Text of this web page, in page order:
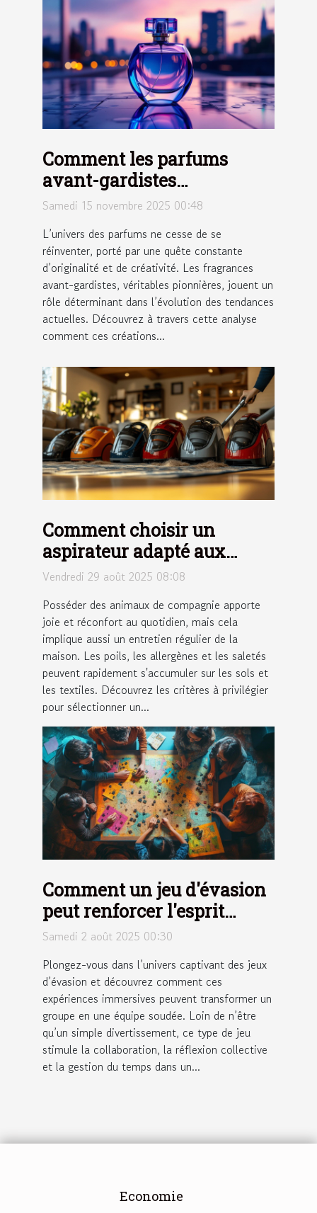
Comment les parfums
avant-gardistes
influencent-ils les
tendances modernes ?
Samedi 15 novembre 2025 00:48
L’univers des parfums ne cesse de se
réinventer, porté par une quête constante
d’originalité et de créativité. Les fragrances
avant-gardistes, véritables pionnières, jouent un
rôle déterminant dans l’évolution des tendances
actuelles. Découvrez à travers cette analyse
comment ces créations...
Comment choisir un
aspirateur adapté aux
maisons avec animaux ?
Vendredi 29 août 2025 08:08
Posséder des animaux de compagnie apporte
joie et réconfort au quotidien, mais cela
implique aussi un entretien régulier de la
maison. Les poils, les allergènes et les saletés
peuvent rapidement s'accumuler sur les sols et
les textiles. Découvrez les critères à privilégier
pour sélectionner un...
Comment un jeu d'évasion
peut renforcer l'esprit
d'équipe ?
Samedi 2 août 2025 00:30
Plongez-vous dans l’univers captivant des jeux
d’évasion et découvrez comment ces
expériences immersives peuvent transformer un
groupe en une équipe soudée. Loin de n’être
qu’un simple divertissement, ce type de jeu
stimule la collaboration, la réflexion collective
et la gestion du temps dans un...
Economie